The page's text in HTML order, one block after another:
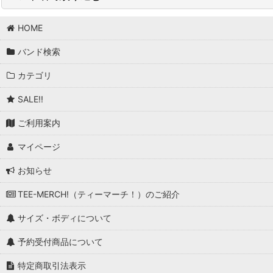
並び順
BAND/ARTIST A (商品一覧)
A Cursive Memory
A Flock Of Seagulls
A Storm Of Light
A Tribe Called Quest
Abrasive Wheels
AC/DC
Adicts, The
HOME
バンド検索
カテゴリ
SALE!!
ご利用案内
マイページ
お知らせ
TEE-MERCH!（ティーマーチ！）のご紹介
サイズ・ボディについて
予約受付商品について
特定商取引法表示